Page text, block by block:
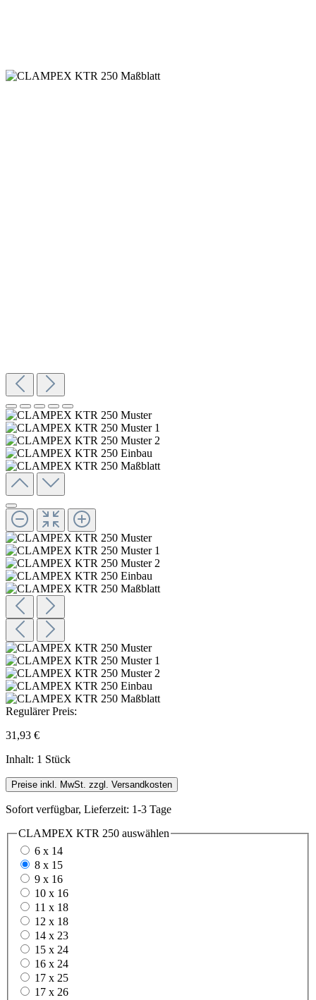
Regulärer Preis:
31,93 €
Inhalt: 1 Stück
Preise inkl. MwSt. zzgl. Versandkosten
Sofort verfügbar, Lieferzeit: 1-3 Tage
CLAMPEX KTR 250 auswählen
6 x 14
8 x 15
9 x 16
10 x 16
11 x 18
12 x 18
14 x 23
15 x 24
16 x 24
17 x 25
17 x 26